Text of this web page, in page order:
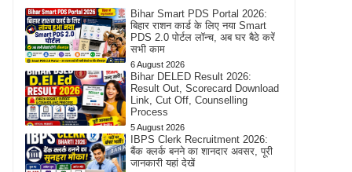
Bihar Smart PDS Portal 2026:
बिहार राशन कार्ड के लिए नया Smart
PDS 2.0 पोर्टल लॉन्च, अब घर बैठे करें
सभी काम
6 August 2026
Bihar DELED Result 2026:
Result Out, Scorecard Download
Link, Cut Off, Counselling
Process
5 August 2026
IBPS Clerk Recruitment 2026:
बैंक क्लर्क बनने का शानदार अवसर, पूरी
जानकारी यहां देखें